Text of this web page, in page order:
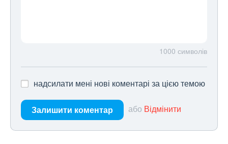
1000 символів
надсилати мені нові коментарі за цією темою
Залишити коментар або Відмінити